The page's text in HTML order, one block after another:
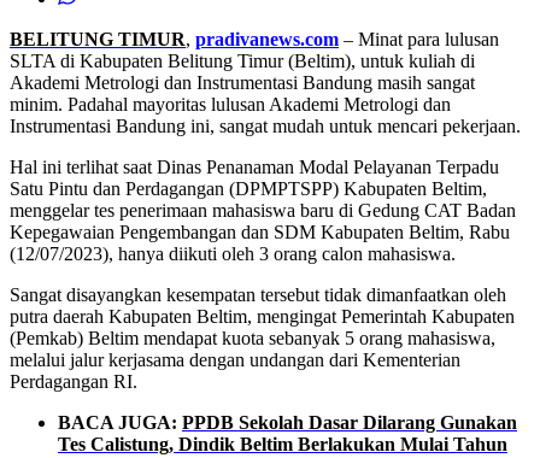
BELITUNG TIMUR, pradivanews.com – Minat para lulusan
SLTA di Kabupaten Belitung Timur (Beltim), untuk kuliah di
Akademi Metrologi dan Instrumentasi Bandung masih sangat
minim. Padahal mayoritas lulusan Akademi Metrologi dan
Instrumentasi Bandung ini, sangat mudah untuk mencari pekerjaan.
Hal ini terlihat saat Dinas Penanaman Modal Pelayanan Terpadu
Satu Pintu dan Perdagangan (DPMPTSPP) Kabupaten Beltim,
menggelar tes penerimaan mahasiswa baru di Gedung CAT Badan
Kepegawaian Pengembangan dan SDM Kabupaten Beltim, Rabu
(12/07/2023), hanya diikuti oleh 3 orang calon mahasiswa.
Sangat disayangkan kesempatan tersebut tidak dimanfaatkan oleh
putra daerah Kabupaten Beltim, mengingat Pemerintah Kabupaten
(Pemkab) Beltim mendapat kuota sebanyak 5 orang mahasiswa,
melalui jalur kerjasama dengan undangan dari Kementerian
Perdagangan RI.
BACA JUGA: PPDB Sekolah Dasar Dilarang Gunakan
Tes Calistung, Dindik Beltim Berlakukan Mulai Tahun